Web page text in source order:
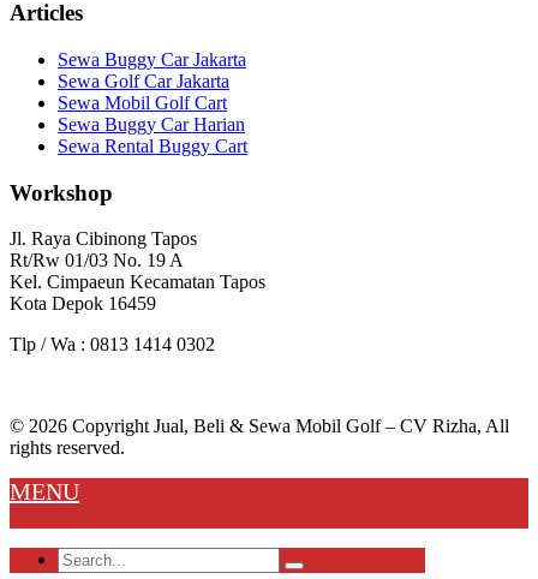
Articles
Sewa Buggy Car Jakarta
Sewa Golf Car Jakarta
Sewa Mobil Golf Cart
Sewa Buggy Car Harian
Sewa Rental Buggy Cart
Workshop
Jl. Raya Cibinong Tapos
Rt/Rw 01/03 No. 19 A
Kel. Cimpaeun Kecamatan Tapos
Kota Depok 16459
Tlp / Wa : 0813 1414 0302
© 2026 Copyright Jual, Beli & Sewa Mobil Golf – CV Rizha, All
rights reserved.
MENU